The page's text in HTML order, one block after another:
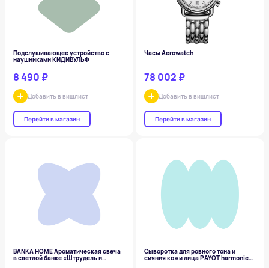
Подслушивающее устройство с
наушниками КИДИВУЛЬФ
8 490 ₽
Добавить в вишлист
Перейти в магазин
Часы Aerowatch
78 002 ₽
Добавить в вишлист
Перейти в магазин
BANKA HOME Ароматическая свеча
в светлой банке «Штрудель и
Сыворотка для ровного тона и
сияния кожи лица PAYOT harmonie